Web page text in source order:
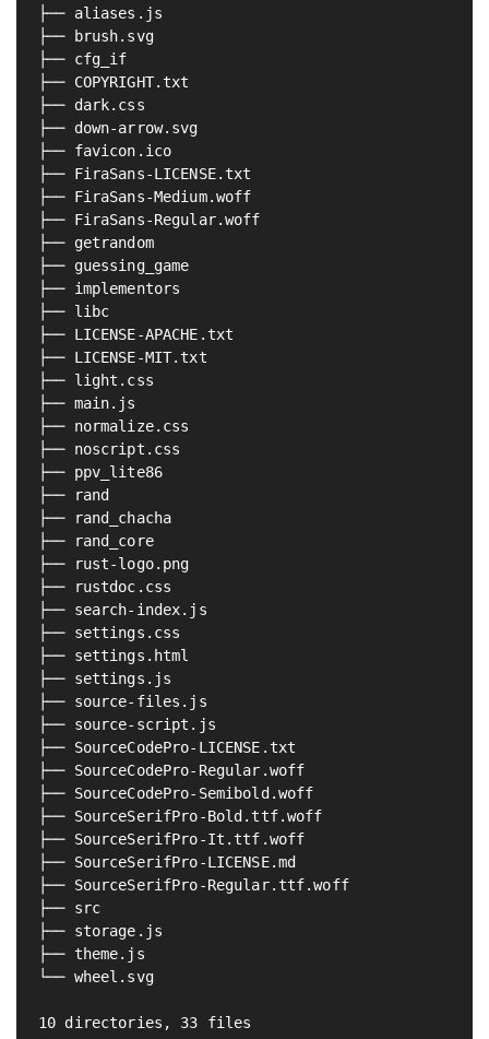
├── aliases.js
├── brush.svg
├── cfg_if
├── COPYRIGHT.txt
├── dark.css
├── down-arrow.svg
├── favicon.ico
├── FiraSans-LICENSE.txt
├── FiraSans-Medium.woff
├── FiraSans-Regular.woff
├── getrandom
├── guessing_game
├── implementors
├── libc
├── LICENSE-APACHE.txt
├── LICENSE-MIT.txt
├── light.css
├── main.js
├── normalize.css
├── noscript.css
├── ppv_lite86
├── rand
├── rand_chacha
├── rand_core
├── rust-logo.png
├── rustdoc.css
├── search-index.js
├── settings.css
├── settings.html
├── settings.js
├── source-files.js
├── source-script.js
├── SourceCodePro-LICENSE.txt
├── SourceCodePro-Regular.woff
├── SourceCodePro-Semibold.woff
├── SourceSerifPro-Bold.ttf.woff
├── SourceSerifPro-It.ttf.woff
├── SourceSerifPro-LICENSE.md
├── SourceSerifPro-Regular.ttf.woff
├── src
├── storage.js
├── theme.js
└── wheel.svg
10 directories, 33 files